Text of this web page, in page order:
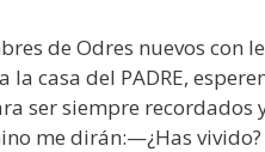
de Odres nuevos con
casa del PADRE,
ser siempre
me dirán:—¿Has